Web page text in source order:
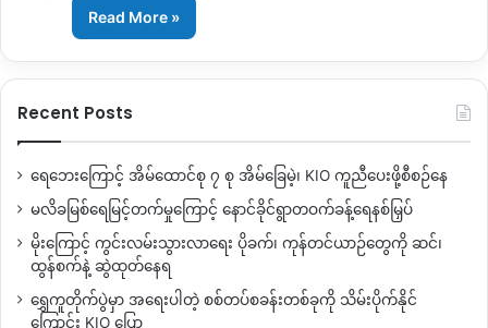
Read More »
Recent Posts
ရေဘေးကြောင့် အိမ်ထောင်စု ၇ စု အိမ်ခြေမဲ့၊ KIO ကူညီပေးဖို့စီစဉ်နေ
မလိခမြစ်ရေမြင့်တက်မှုကြောင့် နောင်ခိုင်ရွာတဝက်ခန့်ရေနစ်မြှပ်
မိုးကြောင့် ကွင်းလမ်းသွားလာရေး ပိုခက်၊ ကုန်တင်ယာဉ်တွေကို ဆင်၊
ထွန်စက်နဲ့ ဆွဲထုတ်နေရ
ရွှေကူတိုက်ပွဲမှာ အရေးပါတဲ့ စစ်တပ်စခန်းတစ်ခုကို သိမ်းပိုက်နိုင်
ကြောင်း KIO ပြော